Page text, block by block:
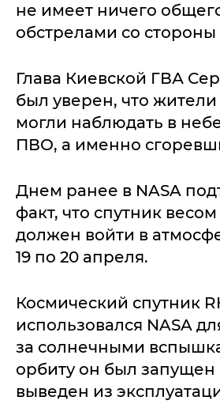
не имеет ничего
обстрелами со
Глава Киевской ГВА
был уверен, что
могли наблюдать в
ПВО, а именно
Днем ранее в NASA
факт, что спутник весом
должен войти в
19 по 20 апреля.
Космический спутник
использовался NASA
за солнечными
орбиту он был запущен
выведен из